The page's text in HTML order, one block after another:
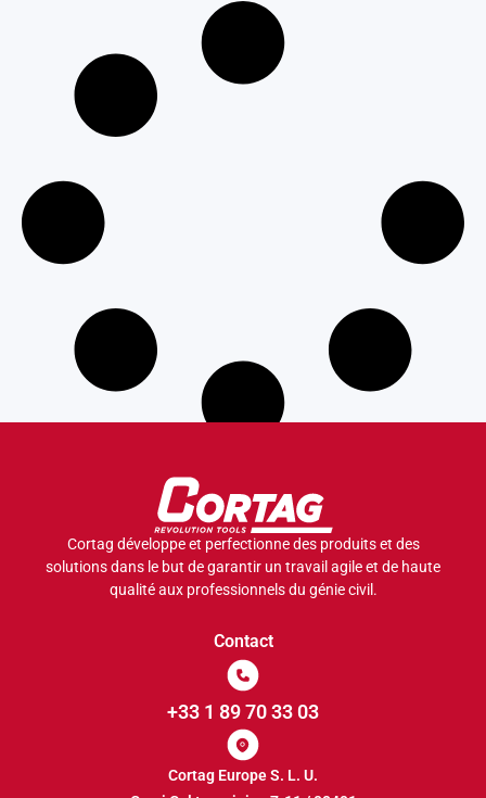
Cortag développe et perfectionne des produits et des
solutions dans le but de garantir un travail agile et de haute
qualité aux professionnels du génie civil.
Contact
+33 1 89 70 33 03
Cortag Europe S. L. U.